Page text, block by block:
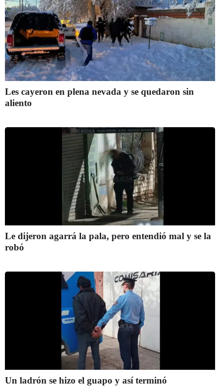
Les cayeron en plena nevada y se quedaron sin
aliento
Le dijeron agarrá la pala, pero entendió mal y se la
robó
Un ladrón se hizo el guapo y así terminó